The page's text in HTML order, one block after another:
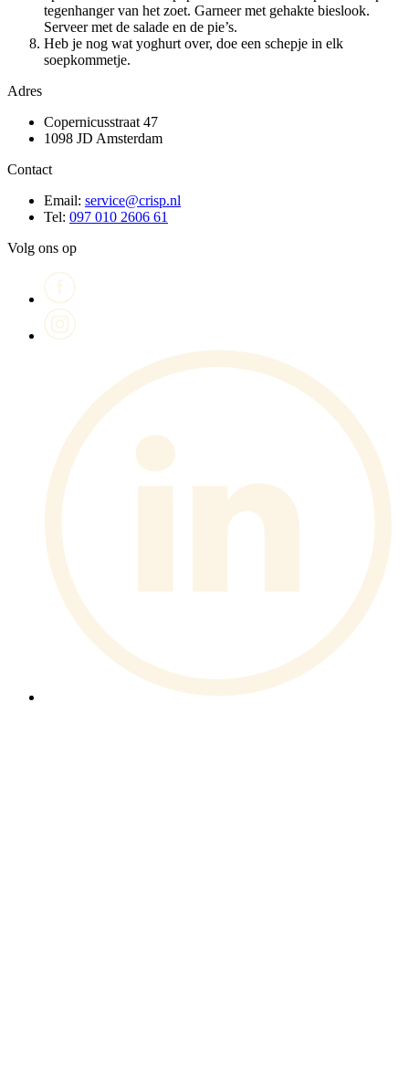
tegenhanger van het zoet. Garneer met gehakte bieslook.
Serveer met de salade en de pie’s.
Heb je nog wat yoghurt over, doe een schepje in elk
soepkommetje.
Adres
Copernicusstraat 47
1098 JD Amsterdam
Contact
Email: service@crisp.nl
Tel: 097 010 2606 61
Volg ons op